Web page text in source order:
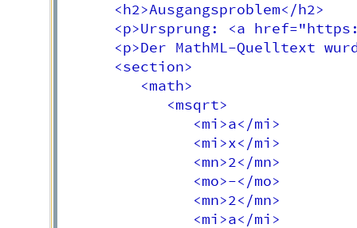
      <h2>Ausgangsproblem</h2>
<p>Ursprung: <a
<p>Der MathML-Quelltext
      <section>
         <math>
            <msqrt>
               <mi>a</mi>
               <mi>x</mi>
               <mn>2</mn>
               <mo>-</mo>
               <mn>2</mn>
               <mi>a</mi>